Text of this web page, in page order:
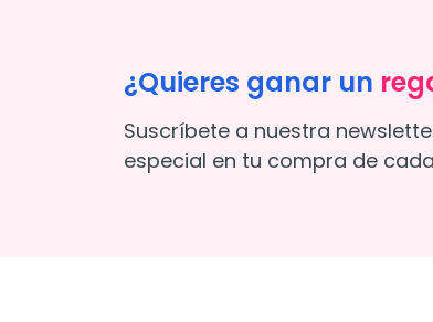
¿Quieres ganar un
Suscríbete a nuestra
especial en tu compra de